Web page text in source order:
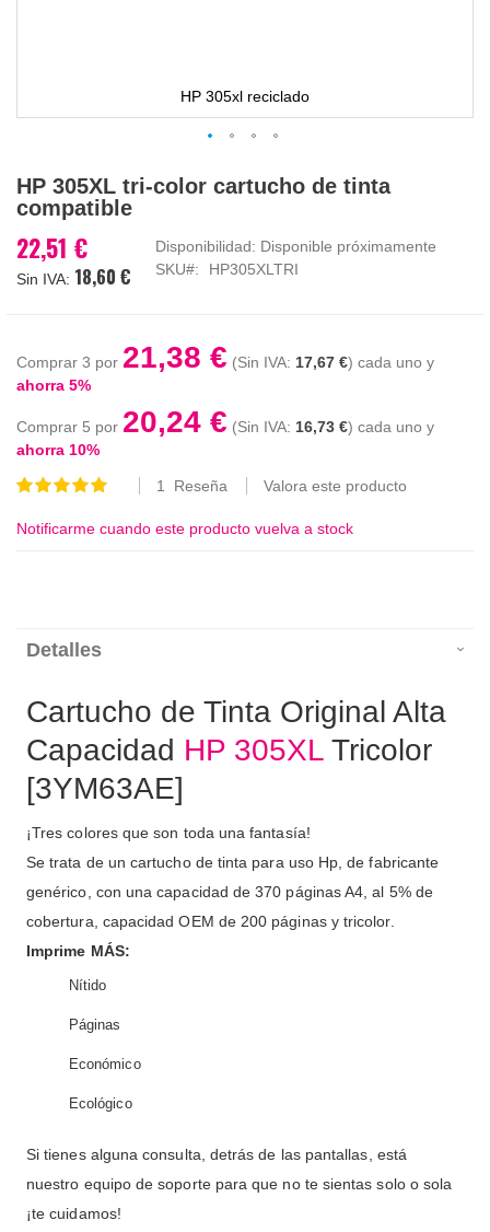
HP 305xl reciclado
al
comienzo
la
galería
HP 305XL tri-color cartucho de tinta
compatible
22,51 €
18,60 €
Disponibilidad: Disponible próximamente
SKU
HP305XLTRI
Comprar 3 por 21,38 € 17,67 € cada uno y
ahorra 5%
Comprar 5 por 20,24 € 16,73 € cada uno y
ahorra 10%
Valoración:
1 Reseña Valora este producto
Notificarme cuando este producto vuelva a stock
Detalles
Cartucho de Tinta Original Alta
Capacidad HP 305XL Tricolor
[3YM63AE]
¡Tres colores que son toda una fantasía!
Se trata de un cartucho de tinta para uso Hp, de fabricante
genérico, con una capacidad de 370 páginas A4, al 5% de
cobertura, capacidad OEM de 200 páginas y tricolor.
Imprime MÁS:
Nítido
Páginas
Económico
Ecológico
Si tienes alguna consulta, detrás de las pantallas, está
nuestro equipo de soporte para que no te sientas solo o sola
¡te cuidamos!